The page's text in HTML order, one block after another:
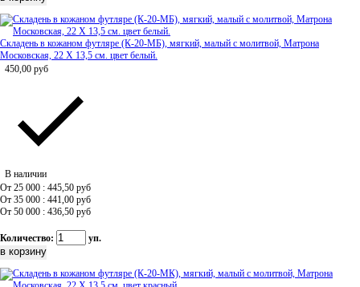
Складень в кожаном футляре (К-20-МБ), мягкий, малый с молитвой, Матрона
Московская, 22 Х 13,5 см. цвет белый.
450,00 руб
В наличии
От 25 000 : 445,50 руб
От 35 000 : 441,00 руб
От 50 000 : 436,50 руб
Количество: уп.